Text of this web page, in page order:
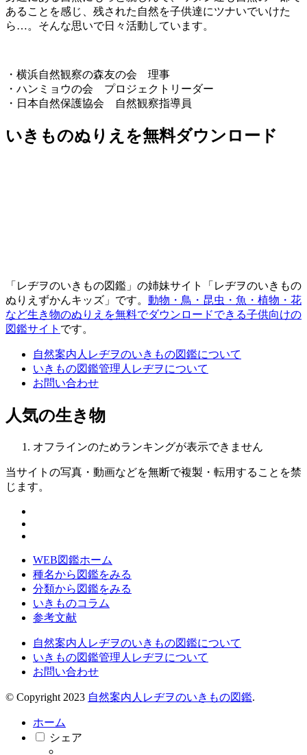
あることを感じ、残された自然を子供達にツナいでいけた
ら…。そんな思いで日々活動しています。
・横浜自然観察の森友の会 理事
・ハンミョウの会 プロジェクトリーダー
・日本自然保護協会 自然観察指導員
いきものぬりえを無料ダウンロード
「レヂヲのいきもの図鑑」の姉妹サイト「レヂヲのいきもの
ぬりえずかんキッズ」です。 動物・鳥・昆虫・魚・植物・花
など生き物のぬりえを無料でダウンロードできる子供向けの
図鑑サイト です。
自然案内人レヂヲのいきもの図鑑について
いきもの図鑑管理人レヂヲについて
お問い合わせ
人気の生き物
オフラインのためランキングが表示できません
当サイトの写真・動画などを無断で複製・転用することを禁
じます。
WEB図鑑ホーム
種名から図鑑をみる
分類から図鑑をみる
いきものコラム
参考文献
自然案内人レヂヲのいきもの図鑑について
いきもの図鑑管理人レヂヲについて
お問い合わせ
© Copyright 2023 自然案内人レヂヲのいきもの図鑑.
ホーム
シェア